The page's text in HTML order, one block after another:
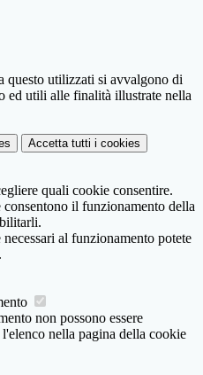
questo utilizzati si avvalgono di
ed utili alle finalità illustrate nella
Accetta tutti i cookies
quali cookie consentire.
il funzionamento della
al funzionamento potete
.
non possono essere
nella pagina della cookie